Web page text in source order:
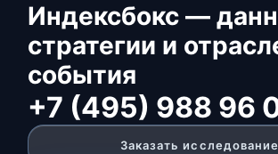
Индексбокс —
стратегии и
события
+7 (495) 988 96
Заказать исследование